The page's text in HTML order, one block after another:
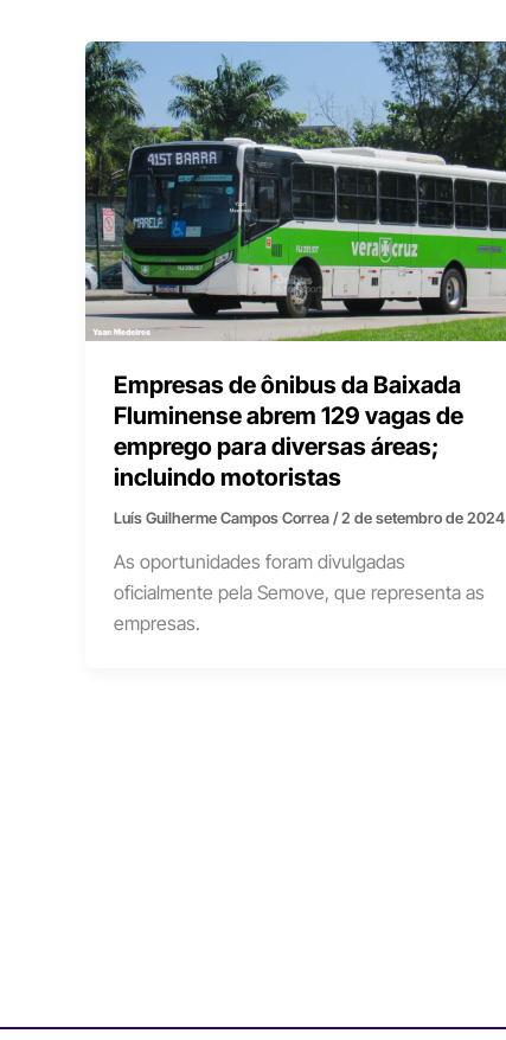
Empresas de ônibus da Baixada
Fluminense abrem 129 vagas de
emprego para diversas áreas;
incluindo motoristas
Luís Guilherme Campos Correa/2 de setembro de 2024
As oportunidades foram divulgadas
oficialmente pela Semove, que representa as
empresas.